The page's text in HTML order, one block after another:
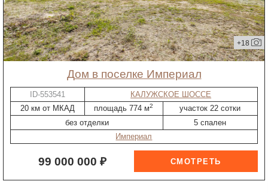
+18
дом в поселке Империал
ID-553541
КАЛУЖСКОЕ ШОССЕ
20 км от МКАД
площадь 774 м2
участок 22 сотки
без отделки
5 спален
Империал
99 000 000 ₽